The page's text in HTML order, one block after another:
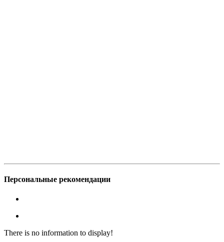
Персональные рекомендации
There is no information to display!